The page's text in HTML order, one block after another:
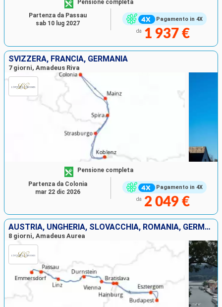
Pagamento in 4X
Pensione completa
da 1 937 €
Partenza da Passau
sab 10 lug 2027
SVIZZERA, FRANCIA, GERMANIA
7 giorni, Amadeus Riva
Pagamento in 4X
Pensione completa
da 2 049 €
Partenza da Colonia
mar 22 dic 2026
AUSTRIA, UNGHERIA, SLOVACCHIA, ROMANIA, GERMANIA
8 giorni, Amadeus Aurea